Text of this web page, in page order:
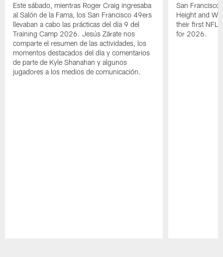
Este sábado, mientras Roger Craig ingresaba
al Salón de la Fama, los San Francisco 49ers
llevaban a cabo las prácticas del día 9 del
Training Camp 2026. Jesús Zárate nos
comparte el resumen de las actividades, los
momentos destacados del día y comentarios
de parte de Kyle Shanahan y algunos
jugadores a los medios de comunicación.
San Francisco
Height and
their first NFL
for 2026.